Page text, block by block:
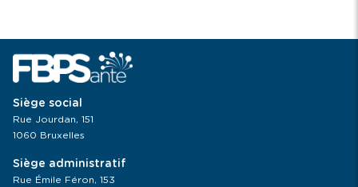
Siège social
Rue Jourdan, 151
1060 Bruxelles
Siège administratif
Rue Émile Féron, 153